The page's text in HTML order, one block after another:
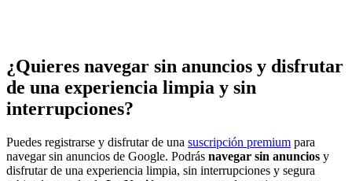
¿Quieres navegar sin anuncios y disfrutar
de una experiencia limpia y sin
interrupciones?
Puedes registrarse y disfrutar de una suscripción premium para
navegar sin anuncios de Google. Podrás navegar sin anuncios y
disfrutar de una experiencia limpia, sin interrupciones y segura